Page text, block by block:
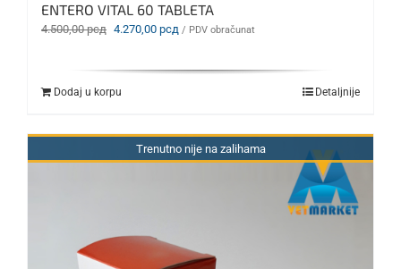
ENTERO VITAL 60 TABLETA
4.500,00рсд Originalna
4.500,00 рсд.
4.270,00 рсд Trenutna
/ PDV obračunat
Dodaj u korpu Detaljnije
Trenutno nije na zalihama